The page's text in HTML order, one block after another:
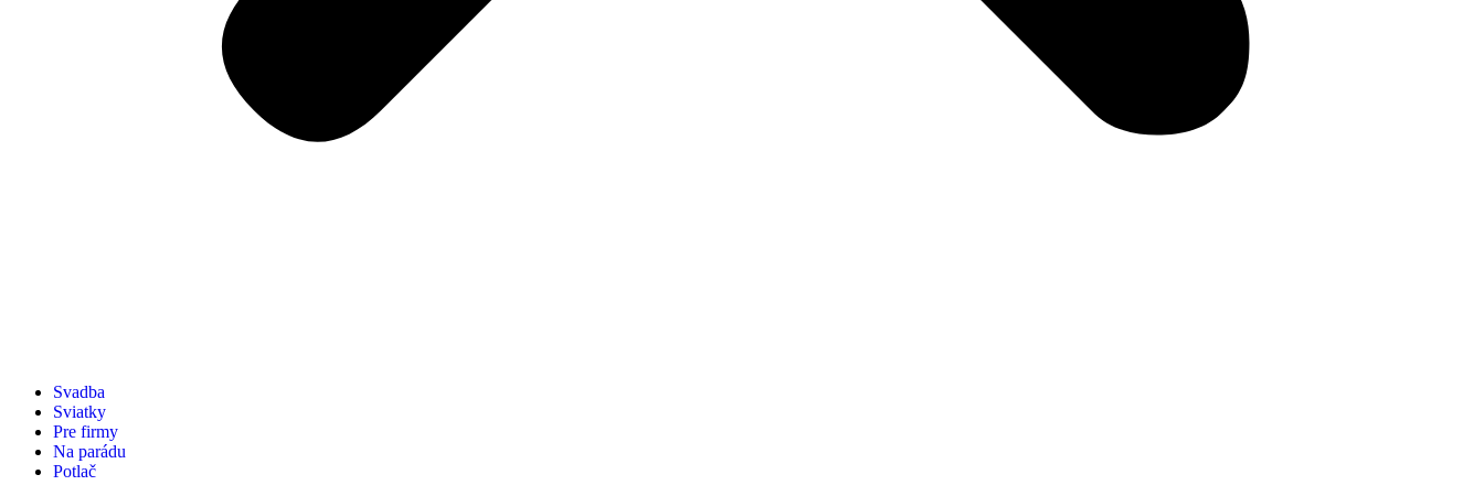
Svadba
Sviatky
Pre firmy
Na parádu
Potlač